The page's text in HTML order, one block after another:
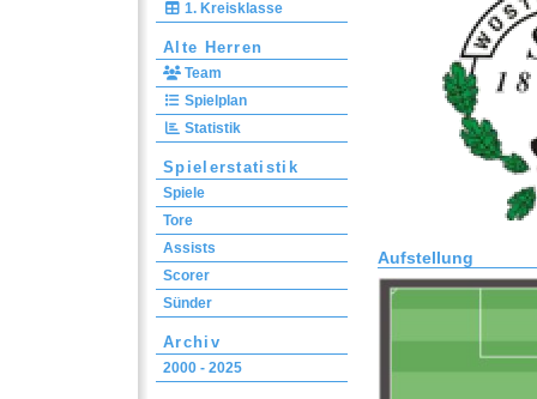
1. Kreisklasse
Alte Herren
Team
Spielplan
Statistik
Spielerstatistik
Spiele
Tore
Assists
Scorer
Sünder
Archiv
2000 - 2025
Aufstellung